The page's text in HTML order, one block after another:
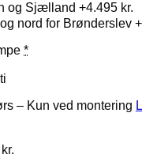
og Sjælland +4.495 kr.
nord for Brønderslev
*
– Kun ved montering